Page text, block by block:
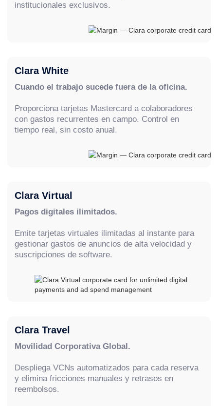
institucionales exclusivos.
Clara White
Cuando el trabajo sucede fuera de la oficina.
Proporciona tarjetas Mastercard a colaboradores
con gastos recurrentes en campo. Control en
tiempo real, sin costo anual.
Clara Virtual
Pagos digitales ilimitados.
Emite tarjetas virtuales ilimitadas al instante para
gestionar gastos de anuncios de alta velocidad y
suscripciones de software.
Clara Travel
Movilidad Corporativa Global.
Despliega VCNs automatizados para cada reserva
y elimina fricciones manuales y retrasos en
reembolsos.